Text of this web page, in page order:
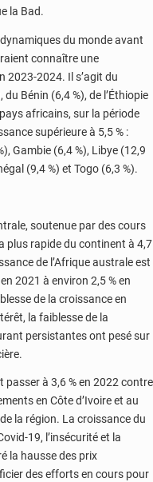
la Bad.
du monde avant
connaître une
2023-2024. Il s’agit du
du Bénin (6,4 %), de l’Éthiopie
africains, sur la période
supérieure à 5,5 % :
Gambie (6,4 %), Libye (12,9
(9,4 %) et Togo (6,3 %).
soutenue par des cours
plus rapide du continent à 4,7
de l’Afrique australe est
2021 à environ 2,5 % en
de la croissance en
la faiblesse de la
persistantes ont pesé sur
passer à 3,6 % en 2022 contre
en Côte d’Ivoire et au
la région. La croissance du
19, l’insécurité et la
la hausse des prix
des efforts en cours pour